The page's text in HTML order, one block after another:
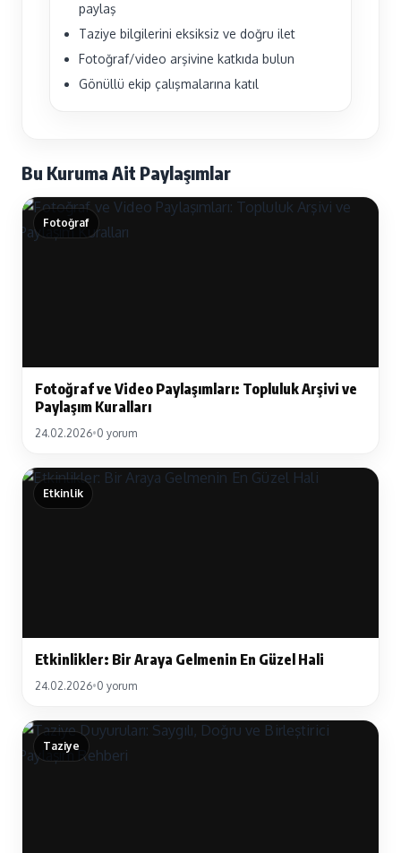
paylaş
Taziye bilgilerini eksiksiz ve doğru ilet
Fotoğraf/video arşivine katkıda bulun
Gönüllü ekip çalışmalarına katıl
Bu Kuruma Ait Paylaşımlar
Fotoğraf
Fotoğraf ve Video Paylaşımları: Topluluk Arşivi ve
Paylaşım Kuralları
24.02.2026•0 yorum
Etkinlik
Etkinlikler: Bir Araya Gelmenin En Güzel Hali
24.02.2026•0 yorum
Taziye